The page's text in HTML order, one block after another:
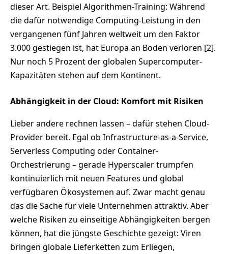
dieser Art. Beispiel Algorithmen-Training: Während
die dafür notwendige Computing-Leistung in den
vergangenen fünf Jahren weltweit um den Faktor
3.000 gestiegen ist, hat Europa an Boden verloren [2].
Nur noch 5 Prozent der globalen Supercomputer-
Kapazitäten stehen auf dem Kontinent.
Abhängigkeit in der Cloud: Komfort mit Risiken
Lieber andere rechnen lassen – dafür stehen Cloud-
Provider bereit. Egal ob Infrastructure-as-a-Service,
Serverless Computing oder Container-
Orchestrierung – gerade Hyperscaler trumpfen
kontinuierlich mit neuen Features und global
verfügbaren Ökosystemen auf. Zwar macht genau
das die Sache für viele Unternehmen attraktiv. Aber
welche Risiken zu einseitige Abhängigkeiten bergen
können, hat die jüngste Geschichte gezeigt: Viren
bringen globale Lieferketten zum Erliegen,